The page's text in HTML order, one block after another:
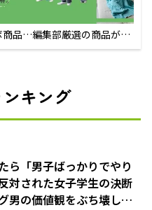
商品…編集部厳選の商品が買
キング
ら「男子ばっかりでやり
対された女子学生の決断
男の価値観をぶち壊した